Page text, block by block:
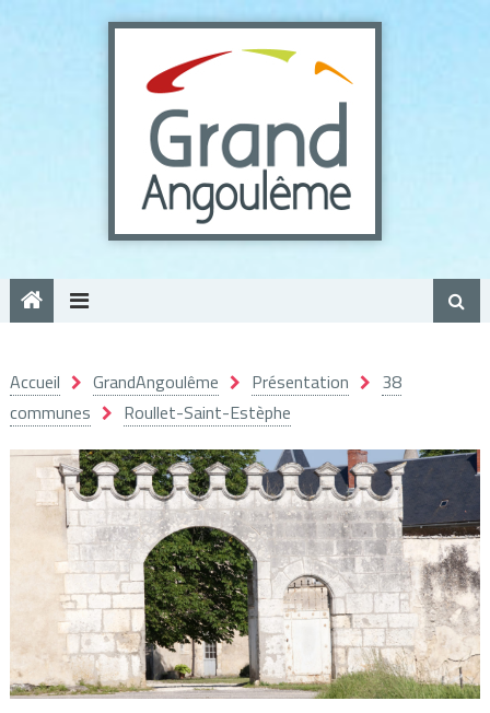
Accueil GrandAngoulême Présentation
38
communes
Roullet-Saint-Estèphe
Panneau de gestion des cookies